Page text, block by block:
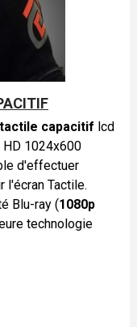
capacitif lcd
1024x600
d'effectuer
l'écran Tactile.
Blu-ray (1080p
technologie